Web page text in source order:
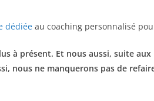
dédiée au coaching personnalisé
à présent. Et nous aussi, suite
nous ne manquerons pas de